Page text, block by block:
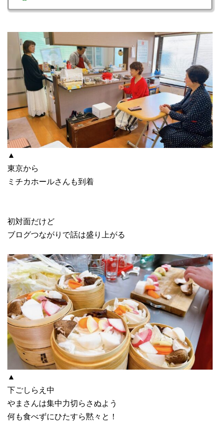
▲
東京から
ミチカホールさんも到着
初対面だけど
ブログつながりで話は盛り上がる
▲
下ごしらえ中
やまさんは集中力切らさぬよう
何も食べずにひたすら黙々と！